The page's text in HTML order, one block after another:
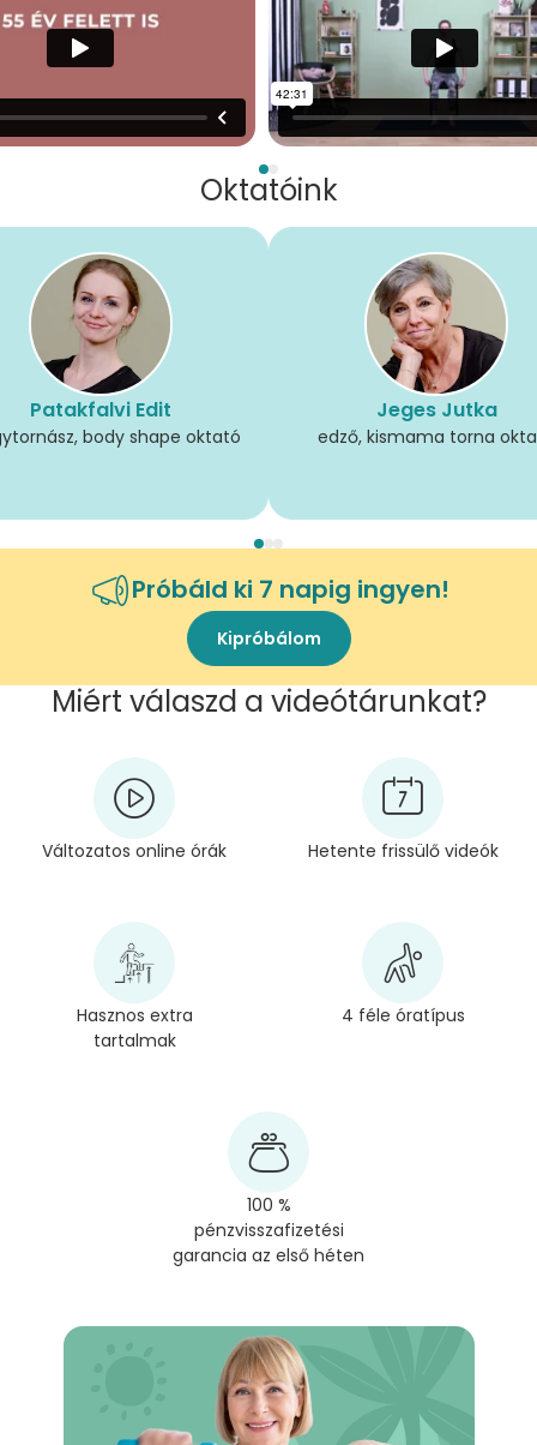
Oktatóink
Patakfalvi Edit
body shape oktató
Jeges Jutka
edző, kismama torna
Próbáld ki 7 napig ingyen!
Kipróbálom
Miért válaszd a videótárunkat?
Változatos online órák Hetente frissülő videók
Hasznos extra
tartalmak
4 féle óratípus
100 %
pénzvisszafizetési
garancia az első héten